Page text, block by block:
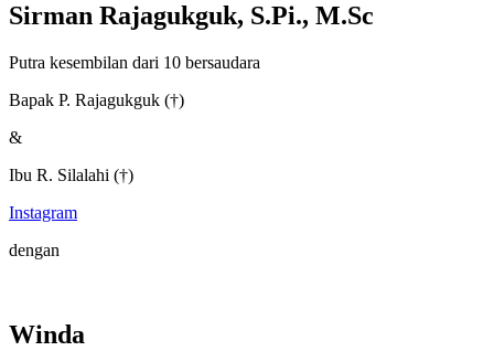
Sirman Rajagukguk, S.Pi., M.Sc
Putra kesembilan dari 10 bersaudara
Bapak P. Rajagukguk (†)
&
Ibu R. Silalahi (†)
Instagram
dengan
Winda